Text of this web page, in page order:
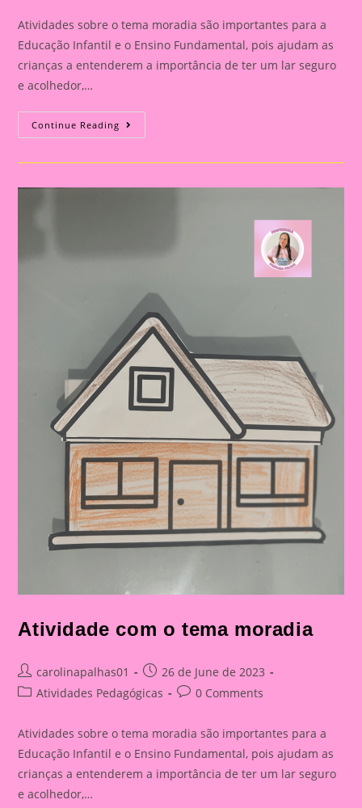
Atividades sobre o tema moradia são importantes para a
Educação Infantil e o Ensino Fundamental, pois ajudam as
crianças a entenderem a importância de ter um lar seguro
e acolhedor,…
Continue Reading Atividade
Com
Tema
Atividade com o tema moradia
Post
author:
carolinapalhas01
Post
published:
26 de June de 2023
PostAtividades Pedagógicas
Post0 Comments
Atividades sobre o tema moradia são importantes para a
Educação Infantil e o Ensino Fundamental, pois ajudam as
crianças a entenderem a importância de ter um lar seguro
e acolhedor,…